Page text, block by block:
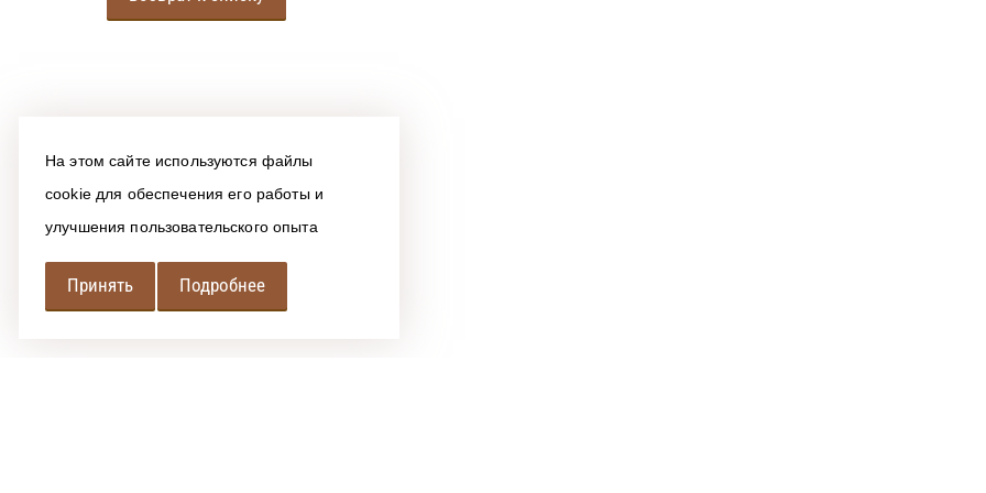
На этом сайте используются файлы
cookie для обеспечения его работы и
улучшения пользовательского опыта
Принять Подробнее